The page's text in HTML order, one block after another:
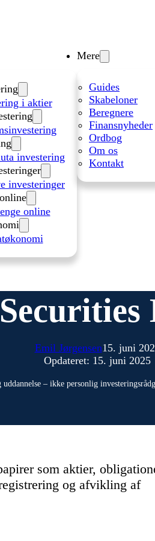
i aktier
investering
investeringer
online
Mere
Guides
Skabeloner
Beregnere
Finansnyheder
Ordbog
Om os
Kontakt
Emil Jørgensen15. juni
Opdateret: 15. juni 2025
– ikke personlig
som aktier,
og afvikling af